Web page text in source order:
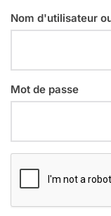
Nom d'utilisateur
Mot de passe